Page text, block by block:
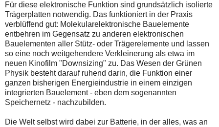
Für diese elektronische Funktion sind grundsätzlich isolierte
Trägerplatten notwendig. Das funktioniert in der Praxis
verblüffend gut: Molekularelektronische Bauelemente
entbehren im Gegensatz zu anderen elektronischen
Bauelementen aller Stütz- oder Trägerelemente und lassen
so eine noch weitgehendere Verkleinerung als etwa im
neuen Kinofilm "Downsizing" zu. Das Wesen der Grünen
Physik besteht darauf ruhend darin, die Funktion einer
ganzen bisherigen Energieindustrie in einem einzigen
integrierten Bauelement - eben dem sogenannten
Speichernetz - nachzubilden.
Die Welt selbst wird dabei zur Batterie, in der alles, was an